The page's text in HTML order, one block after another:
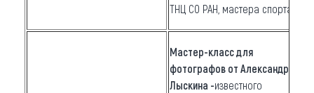
ТНЦ СО РАН, мастера спорта.
Мастер-класс для
фотографов от Александра
Лыскина -известного